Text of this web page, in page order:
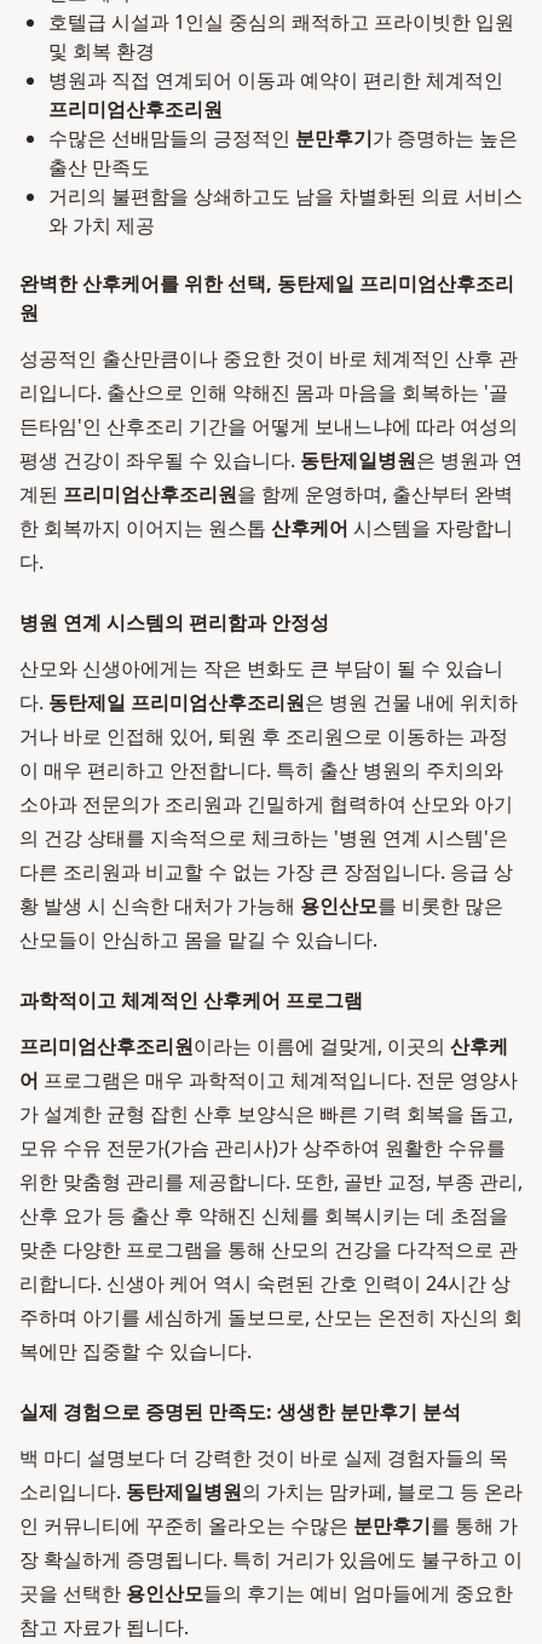
호텔급 시설과 1인실 중심의 쾌적하고 프라이빗한 입원
및 회복 환경
병원과 직접 연계되어 이동과 예약이 편리한 체계적인
프리미엄산후조리원
수많은 선배맘들의 긍정적인 분만후기가 증명하는 높은
출산 만족도
거리의 불편함을 상쇄하고도 남을 차별화된 의료 서비스
와 가치 제공
완벽한 산후케어를 위한 선택, 동탄제일 프리미엄산후조리
원
성공적인 출산만큼이나 중요한 것이 바로 체계적인 산후 관
리입니다. 출산으로 인해 약해진 몸과 마음을 회복하는 '골
든타임'인 산후조리 기간을 어떻게 보내느냐에 따라 여성의
평생 건강이 좌우될 수 있습니다. 동탄제일병원은 병원과 연
계된 프리미엄산후조리원을 함께 운영하며, 출산부터 완벽
한 회복까지 이어지는 원스톱 산후케어 시스템을 자랑합니
다.
병원 연계 시스템의 편리함과 안정성
산모와 신생아에게는 작은 변화도 큰 부담이 될 수 있습니
다. 동탄제일 프리미엄산후조리원은 병원 건물 내에 위치하
거나 바로 인접해 있어, 퇴원 후 조리원으로 이동하는 과정
이 매우 편리하고 안전합니다. 특히 출산 병원의 주치의와
소아과 전문의가 조리원과 긴밀하게 협력하여 산모와 아기
의 건강 상태를 지속적으로 체크하는 '병원 연계 시스템'은
다른 조리원과 비교할 수 없는 가장 큰 장점입니다. 응급 상
황 발생 시 신속한 대처가 가능해 용인산모를 비롯한 많은
산모들이 안심하고 몸을 맡길 수 있습니다.
과학적이고 체계적인 산후케어 프로그램
프리미엄산후조리원이라는 이름에 걸맞게, 이곳의 산후케
어 프로그램은 매우 과학적이고 체계적입니다. 전문 영양사
가 설계한 균형 잡힌 산후 보양식은 빠른 기력 회복을 돕고,
모유 수유 전문가(가슴 관리사)가 상주하여 원활한 수유를
위한 맞춤형 관리를 제공합니다. 또한, 골반 교정, 부종 관리,
산후 요가 등 출산 후 약해진 신체를 회복시키는 데 초점을
맞춘 다양한 프로그램을 통해 산모의 건강을 다각적으로 관
리합니다. 신생아 케어 역시 숙련된 간호 인력이 24시간 상
주하며 아기를 세심하게 돌보므로, 산모는 온전히 자신의 회
복에만 집중할 수 있습니다.
실제 경험으로 증명된 만족도: 생생한 분만후기 분석
백 마디 설명보다 더 강력한 것이 바로 실제 경험자들의 목
소리입니다. 동탄제일병원의 가치는 맘카페, 블로그 등 온라
인 커뮤니티에 꾸준히 올라오는 수많은 분만후기를 통해 가
장 확실하게 증명됩니다. 특히 거리가 있음에도 불구하고 이
곳을 선택한 용인산모들의 후기는 예비 엄마들에게 중요한
참고 자료가 됩니다.